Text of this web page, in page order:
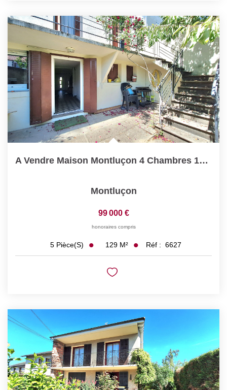
A Vendre Maison Montluçon 4 Chambres 129 M2 Idéale Famille
Montluçon
99 000 €
honoraires compris
5 Pièce(s) 129 M² Réf : 6627